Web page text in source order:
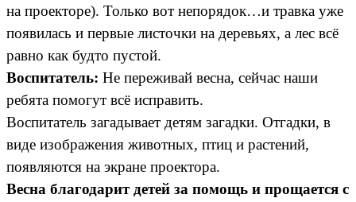
на проекторе). Только вот непорядок…и травка уже
появилась и первые листочки на деревьях, а лес всё
равно как будто пустой.
Воспитатель: Не переживай весна, сейчас наши
ребята помогут всё исправить.
Воспитатель загадывает детям загадки. Отгадки, в
виде изображения животных, птиц и растений,
появляются на экране проектора.
Весна благодарит детей за помощь и прощается с